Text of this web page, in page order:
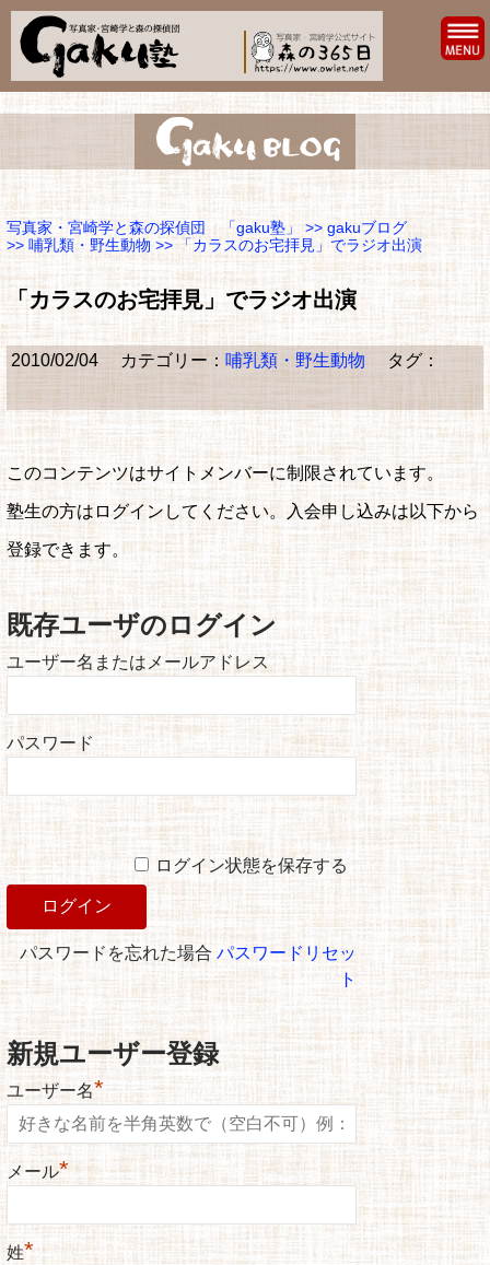
写真家・宮崎学と森の探偵団 「gaku塾」 >> gakuブログ
>> 哺乳類・野生動物 >> 「カラスのお宅拝見」でラジオ出演
「カラスのお宅拝見」でラジオ出演
2010/02/04 カテゴリー： 哺乳類・野生動物 タグ：
このコンテンツはサイトメンバーに制限されています。
塾生の方はログインしてください。入会申し込みは以下から
登録できます。
既存ユーザのログイン
ユーザー名またはメールアドレス
パスワード
ログイン状態を保存する
パスワードを忘れた場合パスワードリセッ
ト
新規ユーザー登録
ユーザー名*
メール*
姓*